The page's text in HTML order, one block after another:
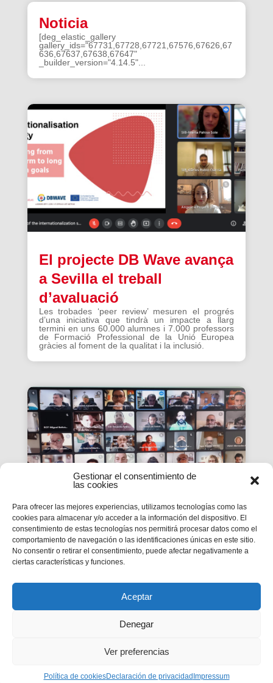
Gestionar el consentimiento de
las cookies
Para ofrecer las mejores experiencias, utilizamos tecnologías como las
cookies para almacenar y/o acceder a la información del dispositivo. El
consentimiento de estas tecnologías nos permitirá procesar datos como el
comportamiento de navegación o las identificaciones únicas en este sitio.
No consentir o retirar el consentimiento, puede afectar negativamente a
ciertas características y funciones.
Aceptar
Denegar
Ver preferencias
Política de cookiesDeclaración de privacidad Impressum
Noticia
[deg_elastic_gallery
gallery_ids="67731,67728,67721,67576,67626,67
636,67637,67638,67647"
_builder_version="4.14.5"...
El projecte DB Wave avança
a Sevilla el treball
d’avaluació
Les trobades ‘peer review’ mesuren el progrés
d’una iniciativa que tindrà un impacte a llarg
termini en uns 60.000 alumnes i 7.000 professors
de Formació Professional de la Unió Europea
gràcies al foment de la qualitat i la inclusió.
La #PasquaSalesiana 2022
inicia el seu camí de
preparació
Tindran lloc durant el mes d’abril.
Privacidad|Aviso legal|Política de cookies